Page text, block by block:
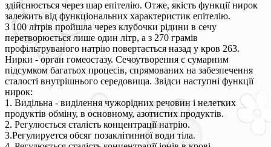
здійснюється через шар епітелію. Отже, якість функції нирок
залежить від функціональних характеристик епітелію.
З 100 літрів пройшла через клубочки рідини в сечу
перетворюється лише один літр, а з 270 грамів
профільтруваного натрію повертається назад у кров 263.
Нирки - орган гомеостазу. Сечоутворення є сумарним
підсумком багатьох процесів, спрямованих на забезпечення
сталості внутрішнього середовища. Звідси наступні функції
нирок:
1. Видільна - виділення чужорідних речовин і нелетких
продуктів обміну, в основному, азотистих продуктів.
2. Регулюється сталість концентрації натрію.
3.Регулируется обсяг позаклітинної води тіла.